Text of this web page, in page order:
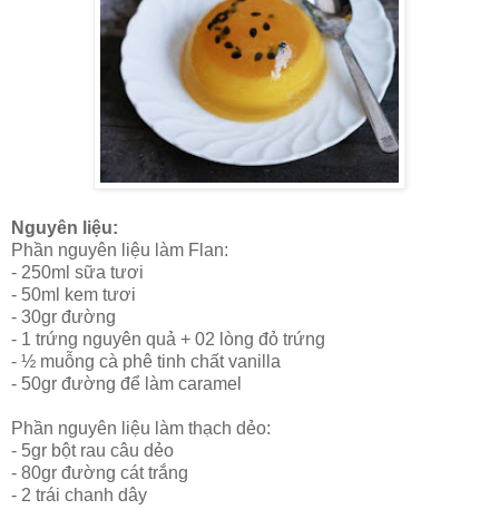
Nguyên liệu:
Phần nguyên liệu làm Flan:
- 250ml sữa tươi
- 50ml kem tươi
- 30gr đường
- 1 trứng nguyên quả + 02 lòng đỏ trứng
- ½ muỗng cà phê tinh chất vanilla
- 50gr đường để làm caramel
Phần nguyên liệu làm thạch dẻo:
- 5gr bột rau câu dẻo
- 80gr đường cát trắng
- 2 trái chanh dây